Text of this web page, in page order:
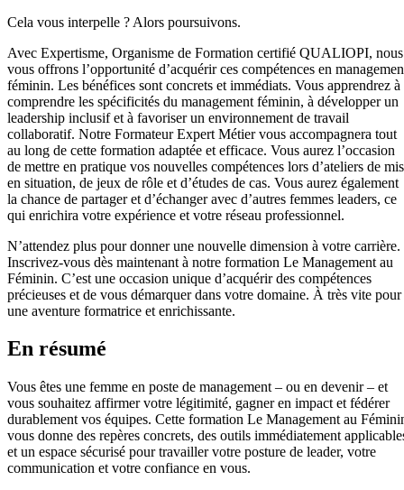
Cela vous interpelle ? Alors poursuivons.
Avec Expertisme, Organisme de Formation certifié QUALIOPI, nous
vous offrons l’opportunité d’acquérir ces compétences en
féminin. Les bénéfices sont concrets et immédiats. Vous apprendrez à
comprendre les spécificités du management féminin, à développer un
leadership inclusif et à favoriser un environnement de travail
collaboratif. Notre Formateur Expert Métier vous accompagnera tout
au long de cette formation adaptée et efficace. Vous aurez l’occasion
de mettre en pratique vos nouvelles compétences lors d’ateliers de
en situation, de jeux de rôle et d’études de cas. Vous aurez également
la chance de partager et d’échanger avec d’autres femmes leaders, ce
qui enrichira votre expérience et votre réseau professionnel.
N’attendez plus pour donner une nouvelle dimension à votre carrière.
Inscrivez-vous dès maintenant à notre formation Le Management au
Féminin. C’est une occasion unique d’acquérir des compétences
précieuses et de vous démarquer dans votre domaine. À très vite pour
une aventure formatrice et enrichissante.
En résumé
Vous êtes une femme en poste de management – ou en devenir – et
vous souhaitez affirmer votre légitimité, gagner en impact et fédérer
durablement vos équipes. Cette formation Le Management au
vous donne des repères concrets, des outils immédiatement
et un espace sécurisé pour travailler votre posture de leader, votre
communication et votre confiance en vous.